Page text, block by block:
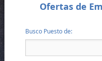
Ofertas de
Busco Puesto de: